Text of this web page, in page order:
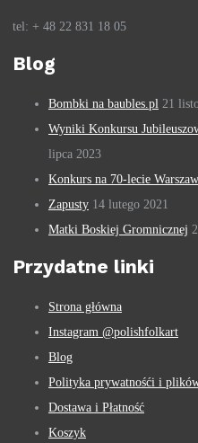
tel: + 48 22 831 18 05
Blog
Bombki na baubles.pl 21
Wyniki Konkursu
lipca 2023
Konkurs na 70-lecie
Zapusty 14 lutego 2021
Matki Boskiej Gromnicznej
Przydatne linki
Strona główna
Instagram @polishfolkart
Blog
Polityka prywatnośći i
Dostawa i Płatność
Koszyk